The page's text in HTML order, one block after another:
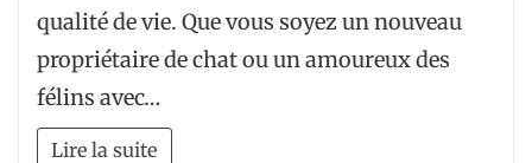
qualité de vie. Que vous soyez un nouveau
propriétaire de chat ou un amoureux des
félins avec…
Lire la suite